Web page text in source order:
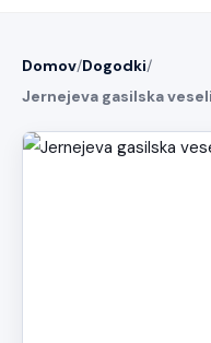
Domov/Dogodki/
Jernejeva gasilska